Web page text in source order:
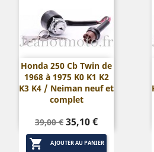
Honda 250 Cb Twin de
1968 à 1975 K0 K1 K2
K3 K4 / Neiman neuf et
complet
Prix
de
base
39,00 € Prix
35,10 €
 AJOUTER AU PANIER